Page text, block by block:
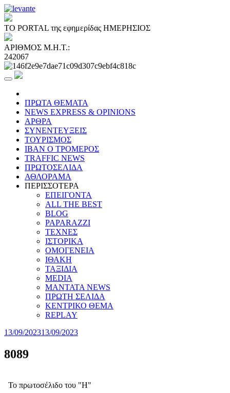
ΤΟ PORTAL της εφημερίδας ΗΜΕΡΗΣΙΟΣ
ΑΡΙΘΜΟΣ Μ.Η.Τ.:
242067
ΠΡΩΤΑ ΘΕΜΑΤΑ
NEWS EXPRESS & OPINIONS
ΑΡΘΡΑ
ΣΥΝΕΝΤΕΥΞΕΙΣ
ΤΟΥΡΙΣΜΟΣ
ΙΒΑΝ Ο ΤΡΟΜΕΡΟΣ
TRAFFIC NEWS
ΠΡΩΤΟΣΕΛΙΔΑ
ΑΘΛΟΡΑΜΑ
ΠΕΡΙΣΣΟΤΕΡΑ
ΕΠΕΙΓΟΝΤΑ
ALL THE BEST
BLOG
PAPARAZZI
ΤΕΧΝΕΣ
ΙΣΤΟΡΙΚΑ
ΟΜΟΓΕΝΕΙΑ
ΙΘΑΚΗ
ΤΑΞΙΔΙΑ
MEDIA
MANTATA NEWS
ΠΡΩΤΗ ΣΕΛΙΔΑ
ΚΕΝΤΡΙΚΟ ΘΕΜΑ
REPLAY
13/09/202313/09/2023
8089
Το πρωτοσέλιδο του "Η"